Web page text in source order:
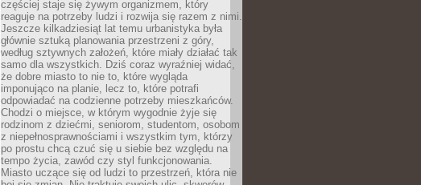
częściej staje się żywym organizmem, który
reaguje na potrzeby ludzi i rozwija się razem z nimi.
Jeszcze kilkadziesiąt lat temu urbanistyka była
głównie sztuką planowania przestrzeni z góry,
według sztywnych założeń, które miały działać tak
samo dla wszystkich. Dziś coraz wyraźniej widać,
że dobre miasto to nie to, które wygląda
imponująco na planie, lecz to, które potrafi
odpowiadać na codzienne potrzeby mieszkańców.
Chodzi o miejsce, w którym wygodnie żyje się
rodzinom z dziećmi, seniorom, studentom, osobom
z niepełnosprawnościami i wszystkim tym, którzy
po prostu chcą czuć się u siebie bez względu na
tempo życia, zawód czy styl funkcjonowania.
Miasto uczące się od ludzi to przestrzeń, która nie